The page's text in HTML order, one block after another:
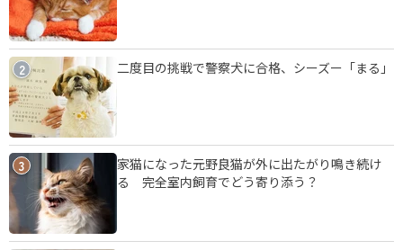
2 二度目の挑戦で警察犬に合格、シーズー「まる」
3
家猫になった元野良猫が外に出たがり鳴き続け
る 完全室内飼育でどう寄り添う？